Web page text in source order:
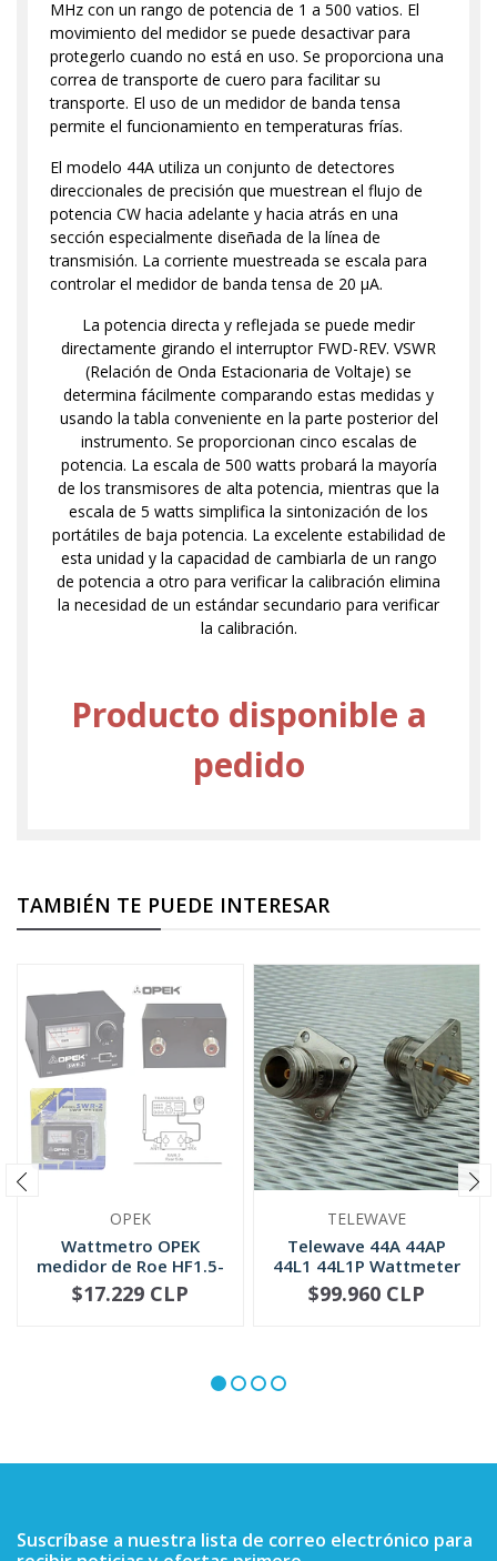
MHz con un rango de potencia de 1 a 500 vatios. El
movimiento del medidor se puede desactivar para
protegerlo cuando no está en uso. Se proporciona una
correa de transporte de cuero para facilitar su
transporte. El uso de un medidor de banda tensa
permite el funcionamiento en temperaturas frías.
El modelo 44A utiliza un conjunto de detectores
direccionales de precisión que muestrean el flujo de
potencia CW hacia adelante y hacia atrás en una
sección especialmente diseñada de la línea de
transmisión. La corriente muestreada se escala para
controlar el medidor de banda tensa de 20 μA.
La potencia directa y reflejada se puede medir
directamente girando el interruptor FWD-REV. VSWR
(Relación de Onda Estacionaria de Voltaje) se
determina fácilmente comparando estas medidas y
usando la tabla conveniente en la parte posterior del
instrumento. Se proporcionan cinco escalas de
potencia. La escala de 500 watts probará la mayoría
de los transmisores de alta potencia, mientras que la
escala de 5 watts simplifica la sintonización de los
portátiles de baja potencia. La excelente estabilidad de
esta unidad y la capacidad de cambiarla de un rango
de potencia a otro para verificar la calibración elimina
la necesidad de un estándar secundario para verificar
la calibración.
Producto disponible a
pedido
TAMBIÉN TE PUEDE INTERESAR
OPEK
Wattmetro OPEK
medidor de Roe HF1.5-
30 MHZ (SWR-2)
NO DISPONIBLE
$17.229 CLP
TELEWAVE
Telewave 44A 44AP
44L1 44L1P Wattmeter
QC Conne...
+
$99.960 CLP
Suscríbase a nuestra lista de correo electrónico para